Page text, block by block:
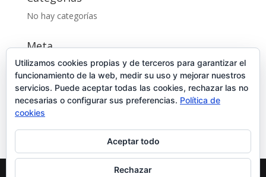
No hay categorías
Meta
Acceder
Feed de entradas
Feed de comentarios
WordPress.org
Utilizamos cookies propias y de terceros para garantizar el
funcionamiento de la web, medir su uso y mejorar nuestros
servicios. Puede aceptar todas las cookies, rechazar las no
necesarias o configurar sus preferencias. Política de
cookies
Aceptar todo
Rechazar